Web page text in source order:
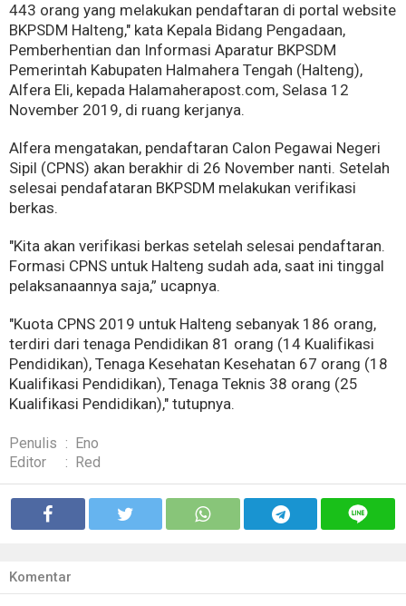
443 orang yang melakukan pendaftaran di portal website
BKPSDM Halteng," kata Kepala Bidang Pengadaan,
Pemberhentian dan Informasi Aparatur BKPSDM
Pemerintah Kabupaten Halmahera Tengah (Halteng),
Alfera Eli, kepada Halamaherapost.com, Selasa 12
November 2019, di ruang kerjanya.
Alfera mengatakan, pendaftaran Calon Pegawai Negeri
Sipil (CPNS) akan berakhir di 26 November nanti. Setelah
selesai pendafataran BKPSDM melakukan verifikasi
berkas.
"Kita akan verifikasi berkas setelah selesai pendaftaran.
Formasi CPNS untuk Halteng sudah ada, saat ini tinggal
pelaksanaannya saja,” ucapnya.
"Kuota CPNS 2019 untuk Halteng sebanyak 186 orang,
terdiri dari tenaga Pendidikan 81 orang (14 Kualifikasi
Pendidikan), Tenaga Kesehatan Kesehatan 67 orang (18
Kualifikasi Pendidikan), Tenaga Teknis 38 orang (25
Kualifikasi Pendidikan)," tutupnya.
Penulis : Eno
Editor
: Red
Komentar